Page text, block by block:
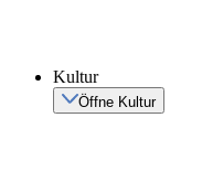
Kultur
Öffne Kultur